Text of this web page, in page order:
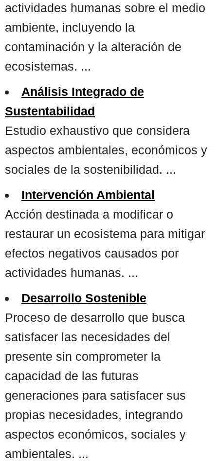
actividades humanas sobre el medio
ambiente, incluyendo la
contaminación y la alteración de
ecosistemas. ...
Análisis Integrado de
Sustentabilidad
Estudio exhaustivo que considera
aspectos ambientales, económicos y
sociales de la sostenibilidad. ...
Intervención Ambiental
Acción destinada a modificar o
restaurar un ecosistema para mitigar
efectos negativos causados por
actividades humanas. ...
Desarrollo Sostenible
Proceso de desarrollo que busca
satisfacer las necesidades del
presente sin comprometer la
capacidad de las futuras
generaciones para satisfacer sus
propias necesidades, integrando
aspectos económicos, sociales y
ambientales. ...